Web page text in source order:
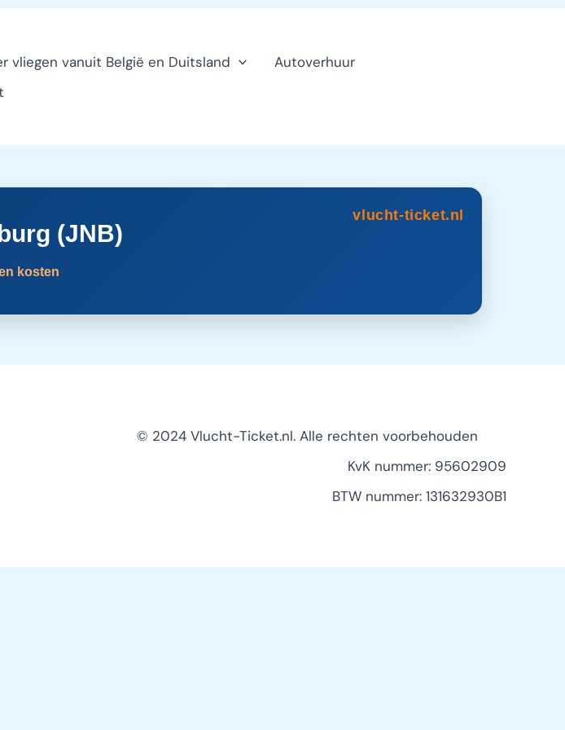
vliegen vanuit België en Duitsland
Autoverhuur
vlucht-ticket.nl
(JNB)
kosten
© 2024 Vlucht-Ticket.nl. Alle rechten voorbehouden
KvK nummer: 95602909
BTW nummer: 131632930B1